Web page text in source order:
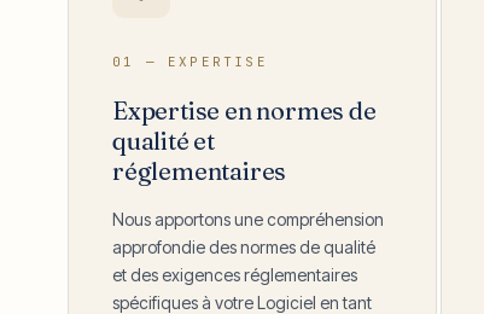
01 — EXPERTISE
Expertise en normes de
qualité et
réglementaires
Nous apportons une compréhension
approfondie des normes de qualité
et des exigences réglementaires
spécifiques à votre Logiciel en tant